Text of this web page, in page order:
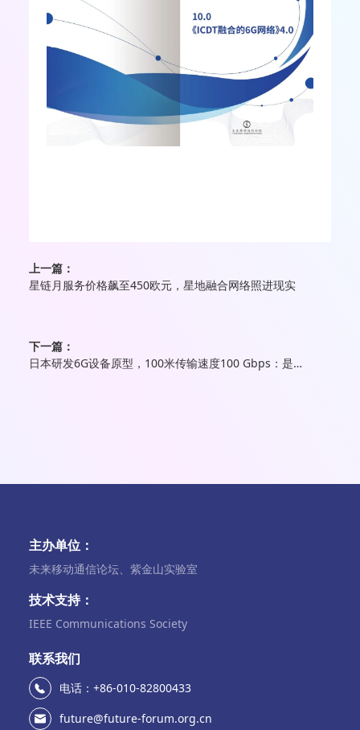
上一篇：
星链月服务价格飙至450欧元，星地融合网络照进现实
下一篇：
日本研发6G设备原型，100米传输速度100 Gbps：是普通5G的500倍
主办单位：
未来移动通信论坛、紫金山实验室
技术支持：
IEEE Communications Society
联系我们
电话：+86-010-82800433
future@future-forum.org.cn